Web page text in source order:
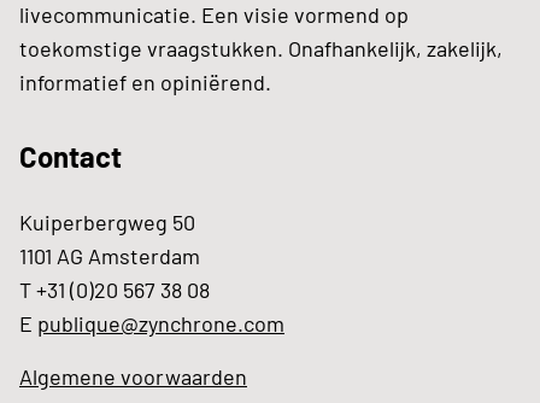
livecommunicatie. Een visie vormend op
toekomstige vraagstukken. Onafhankelijk, zakelijk,
informatief en opiniërend.
Contact
Kuiperbergweg 50
1101 AG Amsterdam
T +31 (0)20 567 38 08
E publique@zynchrone.com
Algemene voorwaarden